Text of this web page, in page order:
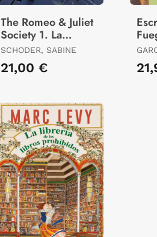
The Romeo & Juliet
Society 1. La
Maldición de las
Rosas
SCHODER, SABINE
21,00 €